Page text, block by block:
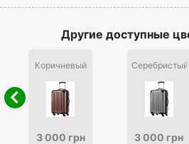
Другие доступные
Коричневый
3 000 грн
Серебристый
3 000 грн